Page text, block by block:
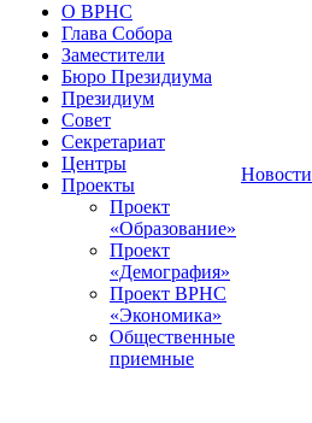
О ВРНС
Глава Собора
Заместители
Бюро Президиума
Президиум
Совет
Секретариат
Центры
Проекты
Проект
«Образование»
Проект
«Демография»
Проект ВРНС
«Экономика»
Общественные
приемные
Новости